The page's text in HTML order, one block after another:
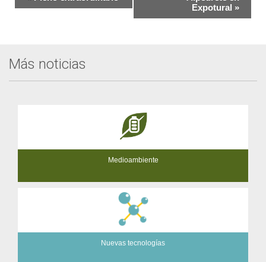
del
Expotural »
Más noticias
Medioambiente
Nuevas tecnologías